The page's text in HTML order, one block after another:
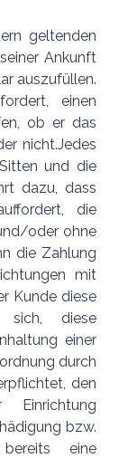
geltenden
Ankunft
auszufüllen.
einen
ob er das
nicht.Jedes
und die
dazu, dass
die
oder ohne
die Zahlung
mit
Kunde diese
sich, diese
einer
durch
den
bzw.
eine